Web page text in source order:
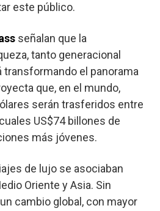
este público.
señalan que la
tanto generacional
el panorama
que, en el mundo,
serán trasferidos entre
US$74 billones de
más jóvenes.
de lujo se asociaban
Oriente y Asia. Sin
cambio global, con mayor